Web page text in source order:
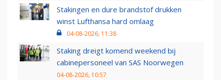
Stakingen en dure brandstof drukken
winst Lufthansa hard omlaag
04-08-2026, 11:38
Staking dreigt komend weekend bij
cabinepersoneel van SAS Noorwegen
04-08-2026, 10:57